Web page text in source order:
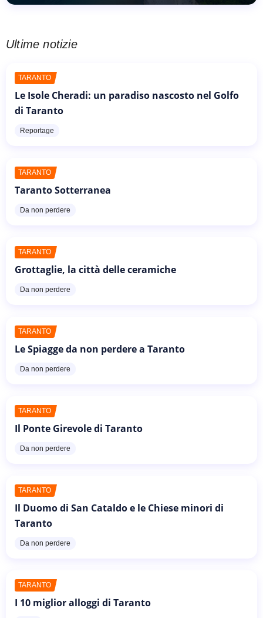
Ultime notizie
TARANTO
Le Isole Cheradi: un paradiso nascosto nel Golfo
di Taranto
Reportage
TARANTO
Taranto Sotterranea
Da non perdere
TARANTO
Grottaglie, la città delle ceramiche
Da non perdere
TARANTO
Le Spiagge da non perdere a Taranto
Da non perdere
TARANTO
Il Ponte Girevole di Taranto
Da non perdere
TARANTO
Il Duomo di San Cataldo e le Chiese minori di
Taranto
Da non perdere
TARANTO
I 10 miglior alloggi di Taranto